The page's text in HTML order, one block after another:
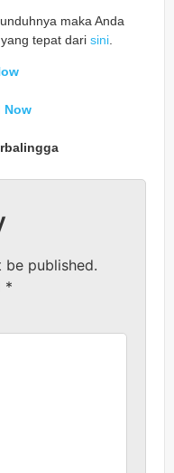
maka Anda
tepat dari sini.
Now
be published.
*